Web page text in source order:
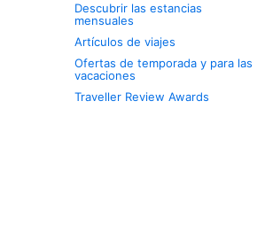
Descubrir las estancias
mensuales
Artículos de viajes
Ofertas de temporada y para las
vacaciones
Traveller Review Awards